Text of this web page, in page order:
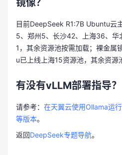
镜像？
目前DeepSeek R1:7B Ubuntu云
5、郑州5、长沙42、上海36、华
1，其余资源池按需加载；裸金属
u已上线上海15资源池，其余资源
有没有vLLM部署指导？
请参考： 在天翼云使用Ollama运
等版本。
返回DeepSeek专题导航。